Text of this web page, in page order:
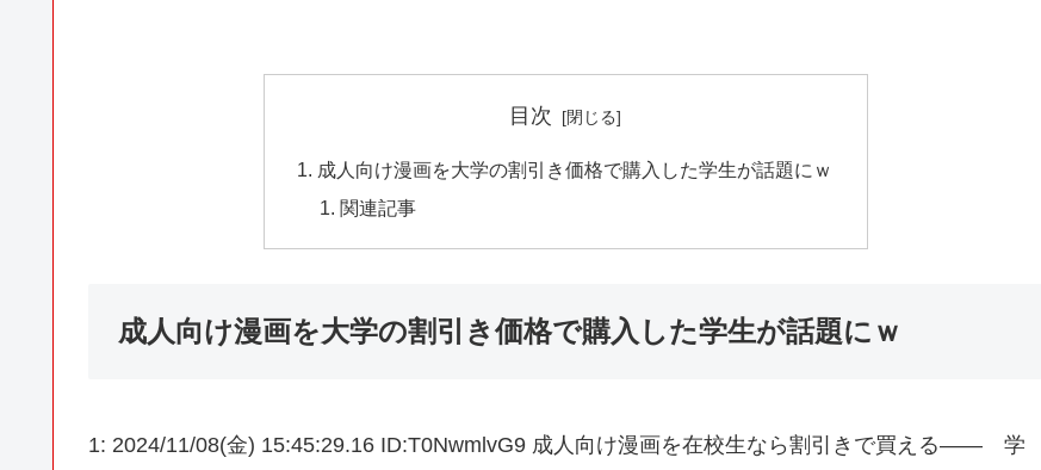
目次
成人向け漫画を大学の割引き価格で購入した学生が話題にｗ
関連記事
成人向け漫画を大学の割引き価格で購入した学生が話題にｗ
1: 2024/11/08(金) 15:45:29.16 ID:T0NwmlvG9 成人向け漫画を在校生なら割引きで買える―― 学